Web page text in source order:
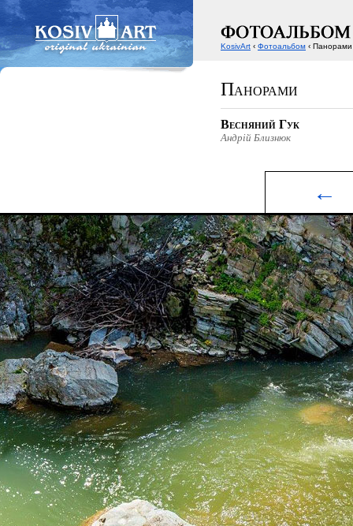
Панорами
Весняний Гук
Андрій Близнюк‎
KosivArt ‹ Фотоальбом ‹ Панорами